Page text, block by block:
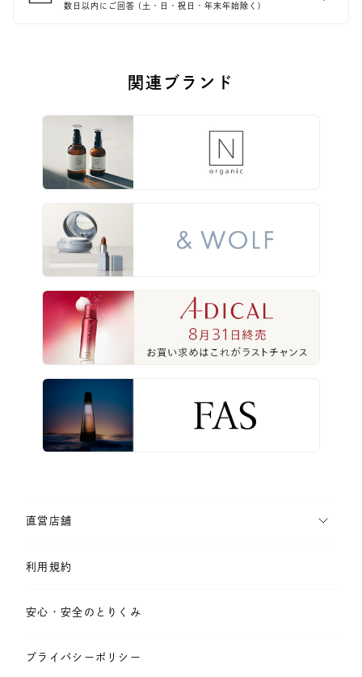
数日以内にご回答 (土・日・祝日・年末年始除く)
関連ブランド
直営店舗
利用規約
安心・安全のとりくみ
プライバシーポリシー